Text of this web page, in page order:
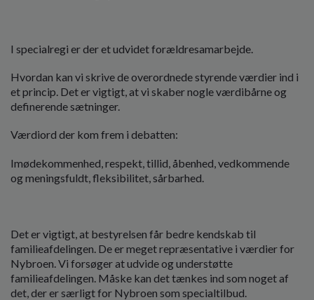
I specialregi er der et udvidet forældresamarbejde.
Hvordan kan vi skrive de overordnede styrende værdier ind i
et princip. Det er vigtigt, at vi skaber nogle værdibårne og
definerende sætninger.
Værdiord der kom frem i debatten:
Imødekommenhed, respekt, tillid, åbenhed, vedkommende
og meningsfuldt, fleksibilitet, sårbarhed.
Det er vigtigt, at bestyrelsen får bedre kendskab til
familieafdelingen. De er meget repræsentative i værdier for
Nybroen. Vi forsøger at udvide og understøtte
familieafdelingen. Måske kan det tænkes ind som noget af
det, der er særligt for Nybroen som specialtilbud.